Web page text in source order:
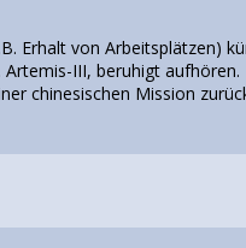
Erhalt von Arbeitsplätzen)
III, beruhigt aufhören.
chinesischen Mission